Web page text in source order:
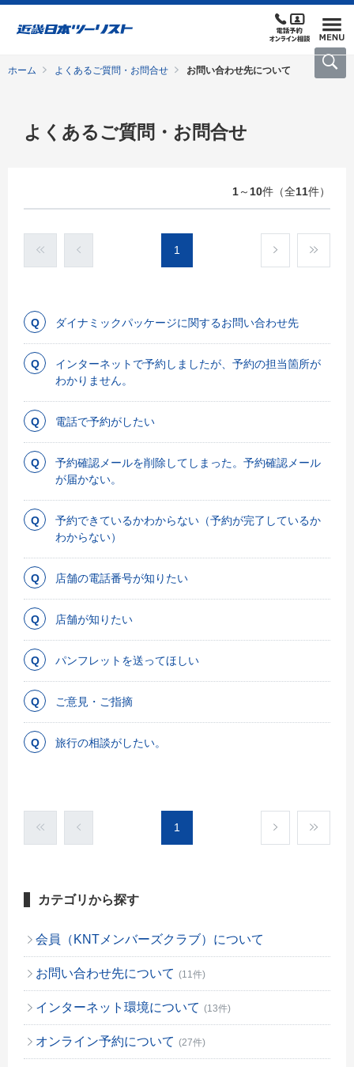
ホーム よくあるご質問・お問合せ お問い合わせ先について
よくあるご質問・お問合せ
1～ 10件（全11件）
1
ダイナミックパッケージに関するお問い合わせ先
インターネットで予約しましたが、予約の担当箇所が
わかりません。
電話で予約がしたい
予約確認メールを削除してしまった。予約確認メール
が届かない。
予約できているかわからない（予約が完了しているか
わからない）
店舗の電話番号が知りたい
店舗が知りたい
パンフレットを送ってほしい
ご意見・ご指摘
旅行の相談がしたい。
1
カテゴリから探す
会員（KNTメンバーズクラブ）について
お問い合わせ先について (11件)
インターネット環境について (13件)
オンライン予約について (27件)